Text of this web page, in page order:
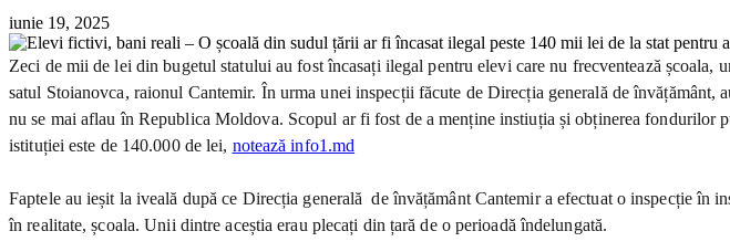
iunie 19, 2025
Zeci de mii de lei din bugetul statului au fost încasați ilegal pentru elevi care nu frecventează
satul Stoianovca, raionul Cantemir. În urma unei inspecții făcute de Direcția generală de
nu se mai aflau în Republica Moldova. Scopul ar fi fost de a menține instiuția și obținerea
istituției este de 140.000 de lei, notează info1.md
Faptele au ieșit la iveală după ce Direcția generală de învățământ Cantemir a efectuat o inspecție
în realitate, școala. Unii dintre aceștia erau plecați din țară de o perioadă îndelungată.